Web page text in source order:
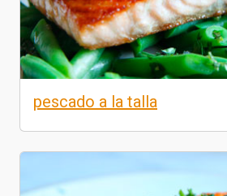
pescado a la talla